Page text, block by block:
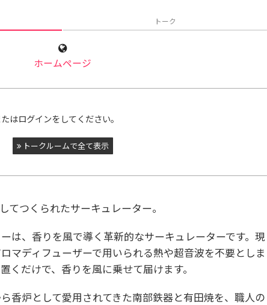
トーク
ホームページ
はログインをしてください。
トークルームで全て表示
てつくられたサーキュレーター。
は、香りを風で導く革新的なサーキュレーターです。 現
マディフューザーで用いられる熱や超音波を不要としま
くだけで、香りを風に乗せて届けます。
香炉として愛用されてきた南部鉄器と有田焼を、職人の